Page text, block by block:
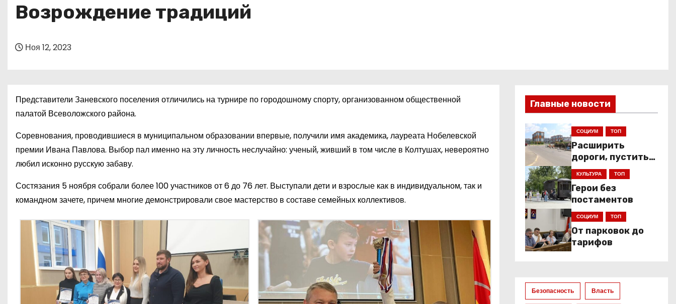
Возрождение традиций
Ноя 12, 2023
Представители Заневского поселения отличились на турнире по городошному спорту, организованном общественной
палатой Всеволожского района.
Соревнования, проводившиеся в муниципальном образовании впервые, получили имя академика, лауреата Нобелевской
премии Ивана Павлова. Выбор пал именно на эту личность неслучайно: ученый, живший в том числе в Колтушах, невероятно
любил исконно русскую забаву.
Состязания 5 ноября собрали более 100 участников от 6 до 76 лет. Выступали дети и взрослые как в индивидуальном, так и
командном зачете, причем многие демонстрировали свое мастерство в составе семейных коллективов.
Главные новости
СОЦИУМ ТОП
Расширить
дороги, пустить
низкопольники
КУЛЬТУРА ТОП
Герои без
постаментов
СОЦИУМ ТОП
От парковок до
тарифов
Безопасность Власть